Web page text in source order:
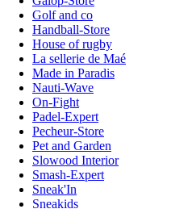
Golf and co
Handball-Store
House of rugby
La sellerie de Maé
Made in Paradis
Nauti-Wave
On-Fight
Padel-Expert
Pecheur-Store
Pet and Garden
Slowood Interior
Smash-Expert
Sneak'In
Sneakids